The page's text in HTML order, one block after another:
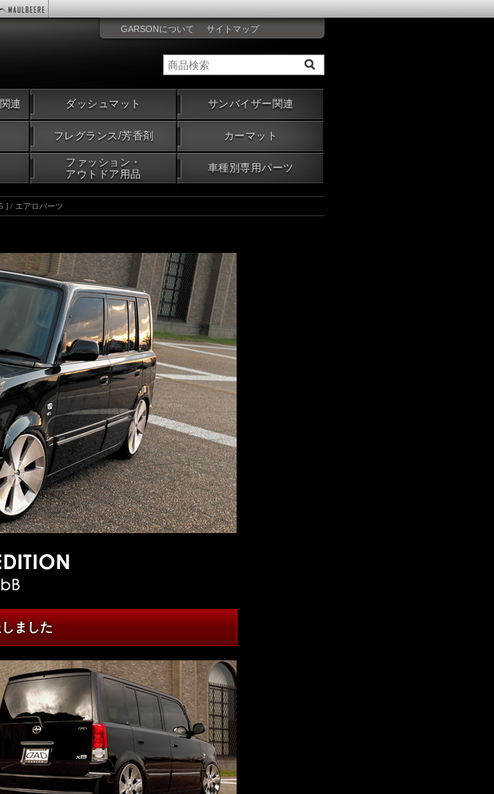
連 ダッシュマット サンバイザー関連
フレグランス/芳香剤 カーマット
ファッション・
アウトドア用品
車種別専用パーツ
GARSONについて サイトマップ
] / エアロパーツ
ました